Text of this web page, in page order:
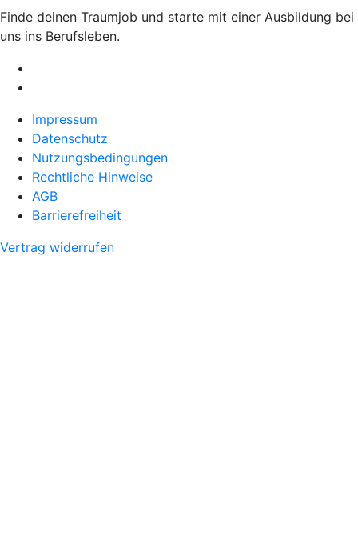
Finde deinen Traumjob und starte mit einer Ausbildung bei
uns ins Berufsleben.
Impressum
Datenschutz
Nutzungsbedingungen
Rechtliche Hinweise
AGB
Barrierefreiheit
Vertrag widerrufen